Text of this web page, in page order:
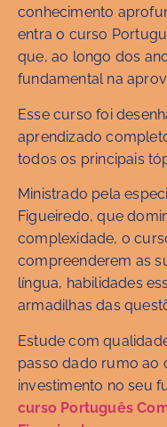
conhecimento
entra o curso
que, ao longo dos
fundamental na
Esse curso foi
aprendizado
todos os principais
Ministrado pela
Figueiredo, que
complexidade, o
compreenderem as
língua, habilidades
armadilhas das
Estude com
passo dado rumo ao
investimento no seu
curso Português